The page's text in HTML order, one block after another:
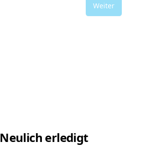
Weiter
Neulich erledigt